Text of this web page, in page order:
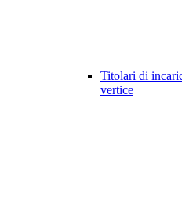
Titolari di
vertice